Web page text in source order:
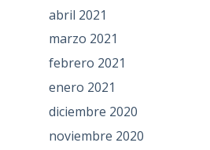
abril 2021
marzo 2021
febrero 2021
enero 2021
diciembre 2020
noviembre 2020